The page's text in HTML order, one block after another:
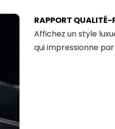
RAPPORT QUALITÉ-
Affichez un style
qui impressionne